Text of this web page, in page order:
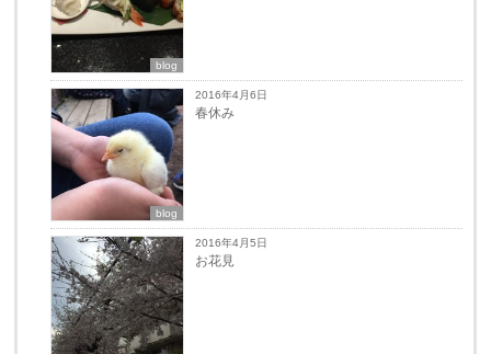
blog
blog
2016年4月6日
春休み
2016年4月5日
お花見